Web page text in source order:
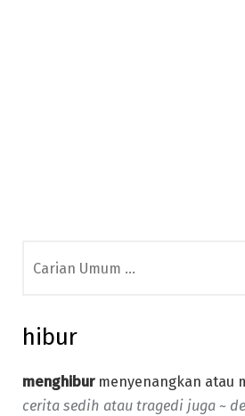
for:
hibur
menghiburmenyenangkan atau
cerita sedih atau tragedi juga ~